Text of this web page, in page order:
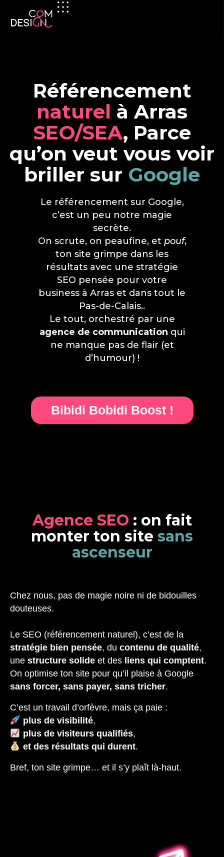
Référencement
naturel à Arras
SEO/SEA, Parce
qu’on veut vous voir
briller sur Google
Le référencement sur Google,
c’est un peu notre magie
secrète.
On scrute, on peaufine, et pouf,
ton site grimpe dans les
résultats avec une stratégie
SEO pensée pour votre
business à Arras et dans tout le
Pas-de-Calais..
Le tout, orchestré par une
agence de communication qui
ne manque pas de flair (et
d’humour) !
Bibidi Bobidi Boost !
Agence SEO : on fait
monter ton site sans
ascenseur
Chez nous, pas de magie noire ni de bidouilles
douteuses.
Le SEO (référencement naturel), c’est de la
stratégie bien pensée, du contenu de qualité,
une structure solide et des liens qui comptent.
On optimise ton site pour qu’il plaise à Google
sans forcer, sans payer, sans tricher.
C’est un travail d’orfèvre, mais ça paie :
plus de visibilité,
plus de visiteurs qualifiés,
et des résultats qui durent.
Bref, ton site grimpe… et il s’y plaît là-haut.